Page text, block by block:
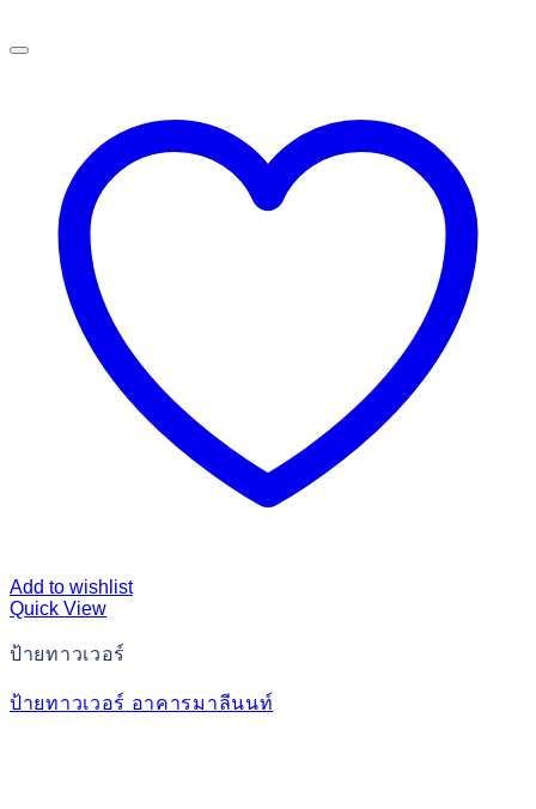
Add to wishlist
Quick View
ป้ายทาวเวอร์
ป้ายทาวเวอร์ อาคารมาลีนนท์